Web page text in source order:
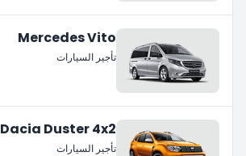
Mercedes Vito
تأجير السيارات
Dacia Duster 4x2
تأجير السيارات